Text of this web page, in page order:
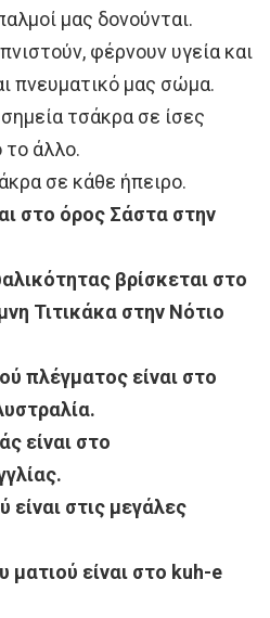
μας δονούνται.
φέρνουν υγεία και
πνευματικό μας σώμα.
τσάκρα σε ίσες
το άλλο.
σε κάθε ήπειρο.
στο όρος Σάστα στην
βρίσκεται στο
Τιτικάκα στην Νότιο
πλέγματος είναι στο
είναι στο
στις μεγάλες
ματιού είναι στο kuh-e